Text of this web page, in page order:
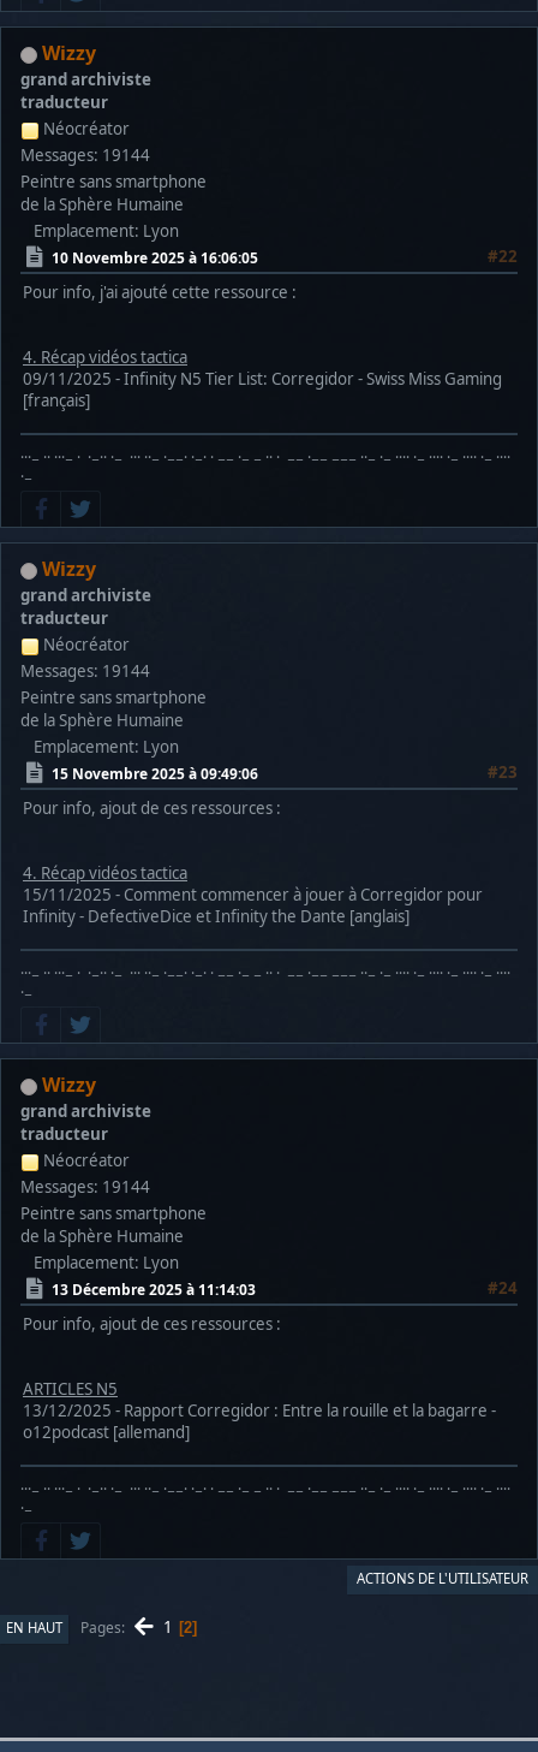
Wizzy
grand archiviste
traducteur
Néocréator
Messages: 19144
Peintre sans smartphone
de la Sphère Humaine
Emplacement: Lyon
10 Novembre 2025 à 16:06:05
#22
Pour info, j'ai ajouté cette ressource :
4. Récap vidéos tactica
09/11/2025 - Infinity N5 Tier List: Corregidor - Swiss Miss Gaming
[français]
···− ·· ···− · ·−·· ·− ··· ··− ·−−· ·−· · −− ·− − ·· · −− ·−− −−− ··− ·− ···· ·− ···· ·− ···· ·− ····
·−
Wizzy
grand archiviste
traducteur
Néocréator
Messages: 19144
Peintre sans smartphone
de la Sphère Humaine
Emplacement: Lyon
15 Novembre 2025 à 09:49:06
#23
Pour info, ajout de ces ressources :
4. Récap vidéos tactica
15/11/2025 - Comment commencer à jouer à Corregidor pour
Infinity - DefectiveDice et Infinity the Dante [anglais]
···− ·· ···− · ·−·· ·− ··· ··− ·−−· ·−· · −− ·− − ·· · −− ·−− −−− ··− ·− ···· ·− ···· ·− ···· ·− ····
·−
Wizzy
grand archiviste
traducteur
Néocréator
Messages: 19144
Peintre sans smartphone
de la Sphère Humaine
Emplacement: Lyon
13 Décembre 2025 à 11:14:03
#24
Pour info, ajout de ces ressources :
ARTICLES N5
13/12/2025 - Rapport Corregidor : Entre la rouille et la bagarre -
o12podcast [allemand]
···− ·· ···− · ·−·· ·− ··· ··− ·−−· ·−· · −− ·− − ·· · −− ·−− −−− ··− ·− ···· ·− ···· ·− ···· ·− ····
·−
ACTIONS DE L'UTILISATEUR
EN HAUT Pages 1 2